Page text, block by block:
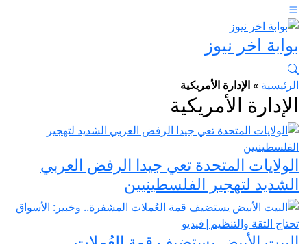
بوابة اخر نيوز
الرئيسية »الإدارة الأمريكية
الإدارة الأمريكية
الولايات المتحدة تعي جيدا الرفض العربي
الشديد لتهجير الفلسطينيين